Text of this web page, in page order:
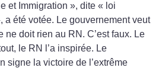
et Immigration », dite « loi
a été votée. Le gouvernement veut
ne doit rien au RN. C’est faux. Le
le RN l’a inspirée. Le
signe la victoire de l’extrême